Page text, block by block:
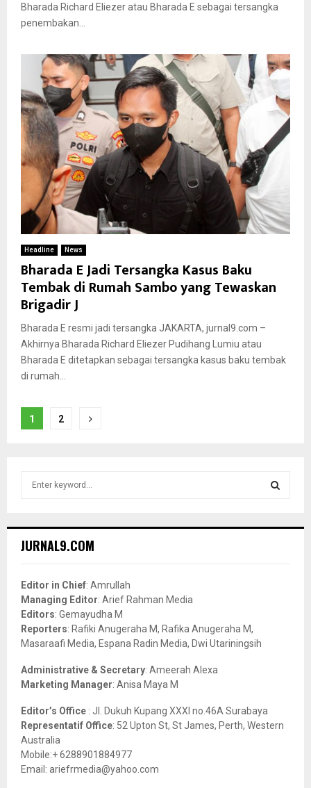
Bharada Richard Eliezer atau Bharada E sebagai tersangka
penembakan...
Headline News
Bharada E Jadi Tersangka Kasus Baku
Tembak di Rumah Sambo yang Tewaskan
Brigadir J
Bharada E resmi jadi tersangka JAKARTA, jurnal9.com –
Akhirnya Bharada Richard Eliezer Pudihang Lumiu atau
Bharada E ditetapkan sebagai tersangka kasus baku tembak
di rumah...
Posts
1 2
h
o
r
:
JURNAL9.COM
Editor in Chief: Amrullah
Managing Editor: Arief Rahman Media
Editors: Gemayudha M
Reporters: Rafiki Anugeraha M, Rafika Anugeraha M,
Masaraafi Media, Espana Radin Media, Dwi Utariningsih
Administrative & Secretary: Ameerah Alexa
Marketing Manager: Anisa Maya M
Editor’s Office : Jl. Dukuh Kupang XXXI no.46A Surabaya
Representatif Office: 52 Upton St, St James, Perth, Western
Australia
Mobile:+ 6288901884977
Email: ariefrmedia@yahoo.com